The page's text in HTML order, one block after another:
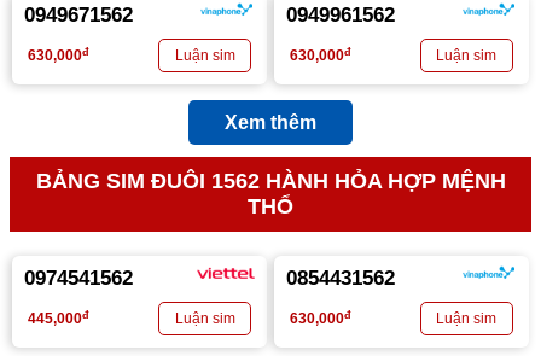
0949671562
630,000đ
0949961562
630,000đ
Xem thêm
BẢNG SIM ĐUÔI 1562 HÀNH HỎA HỢP MỆNH
THỔ
0974541562
445,000đ
0854431562
630,000đ